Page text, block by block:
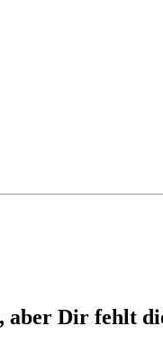
aber Dir fehlt